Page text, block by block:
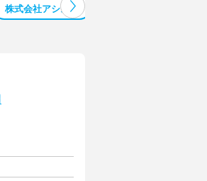
株式会社アシスト